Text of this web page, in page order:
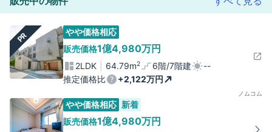
PR
やや価格相応
販売価格1億4,980万円
2LDK 64.79m2 6階/7階建
--
推定価格比
+2,122万円
ノムコム
やや価格相応 新着
販売価格1億4,980万円